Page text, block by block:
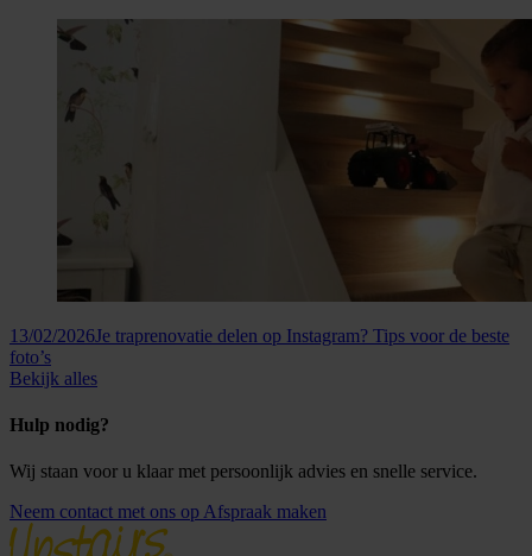
13/02/2026Je traprenovatie delen op Instagram? Tips voor de beste
foto’s
Bekijk alles
Hulp nodig?
Wij staan voor u klaar met persoonlijk advies en snelle service.
Neem contact met ons op Afspraak maken